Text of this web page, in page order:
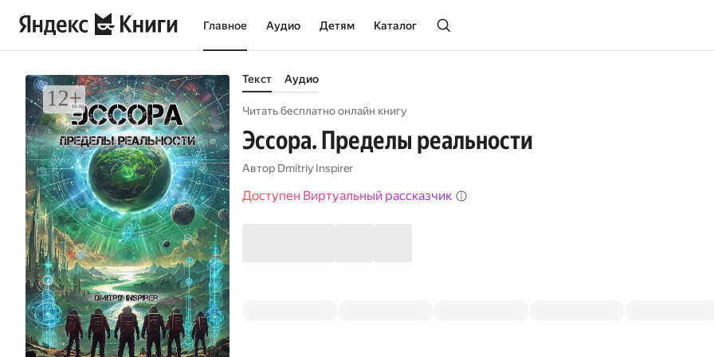
Главное Аудио Детям Каталог
Текст Аудио
Читать бесплатно онлайн книгу
Эссора. Пределы реальности
Автор Dmitriy Inspirer
Доступен Виртуальный рассказчик